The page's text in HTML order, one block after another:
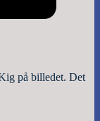
på billedet. Det